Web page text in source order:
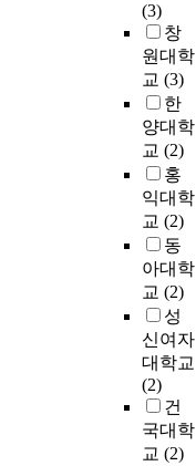
(3)
창
원대학
교 (3)
한
양대학
교 (2)
홍
익대학
교 (2)
동
아대학
교 (2)
성
신여자
대학교
(2)
건
국대학
교 (2)